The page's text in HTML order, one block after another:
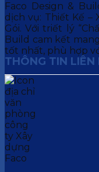
Faco Design &
dịch vụ: Thiết Kế –
Gói. Với triết lý
Build cam kết
tốt nhất, phù hợp
THÔNG TIN LIÊN